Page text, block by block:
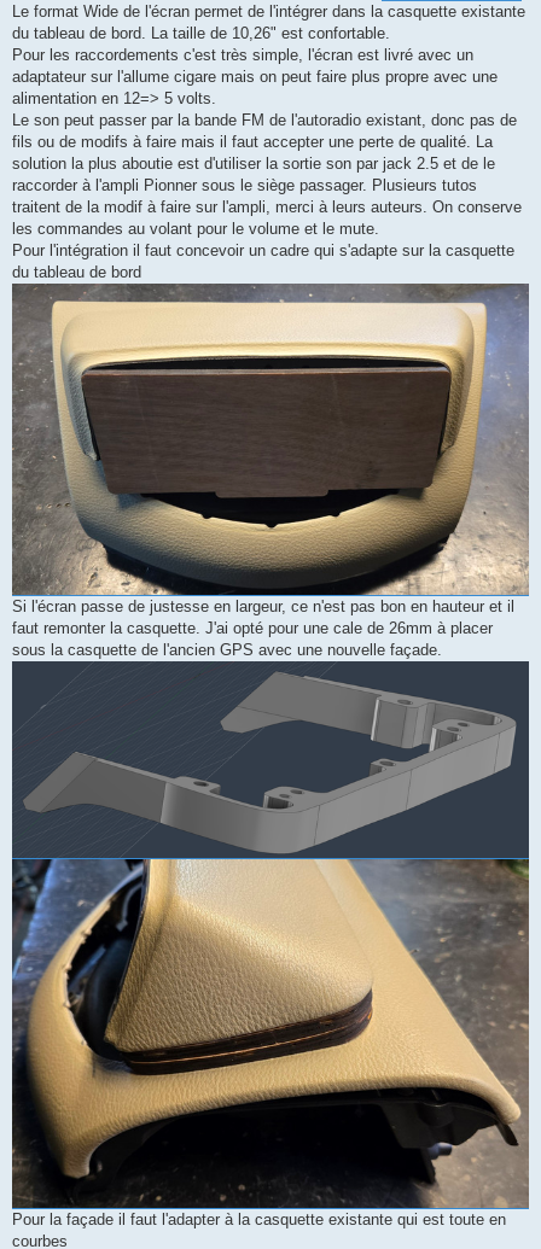
Le format Wide de l'écran permet de l'intégrer dans la casquette existante
du tableau de bord. La taille de 10,26" est confortable.
Pour les raccordements c'est très simple, l'écran est livré avec un
adaptateur sur l'allume cigare mais on peut faire plus propre avec une
alimentation en 12=> 5 volts.
Le son peut passer par la bande FM de l'autoradio existant, donc pas de
fils ou de modifs à faire mais il faut accepter une perte de qualité. La
solution la plus aboutie est d'utiliser la sortie son par jack 2.5 et de le
raccorder à l'ampli Pionner sous le siège passager. Plusieurs tutos
traitent de la modif à faire sur l'ampli, merci à leurs auteurs. On conserve
les commandes au volant pour le volume et le mute.
Pour l'intégration il faut concevoir un cadre qui s'adapte sur la casquette
du tableau de bord
Si l'écran passe de justesse en largeur, ce n'est pas bon en hauteur et il
faut remonter la casquette. J'ai opté pour une cale de 26mm à placer
sous la casquette de l'ancien GPS avec une nouvelle façade.
Pour la façade il faut l'adapter à la casquette existante qui est toute en
courbes